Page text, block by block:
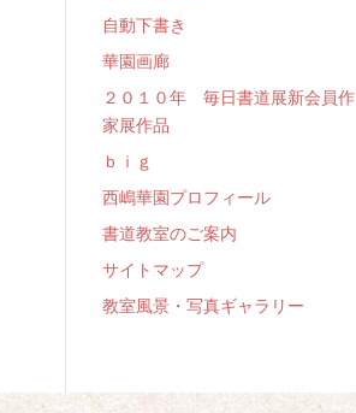
自動下書き
華園画廊
２０１０年 毎日書道展新会員作
家展作品
ｂｉｇ
西嶋華園プロフィール
書道教室のご案内
サイトマップ
教室風景・写真ギャラリー